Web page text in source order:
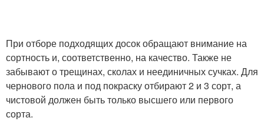
При отборе подходящих досок обращают внимание на
сортность и, соответственно, на качество. Также не
забывают о трещинах, сколах и неединичных сучках. Для
чернового пола и под покраску отбирают 2 и 3 сорт, а
чистовой должен быть только высшего или первого
сорта.